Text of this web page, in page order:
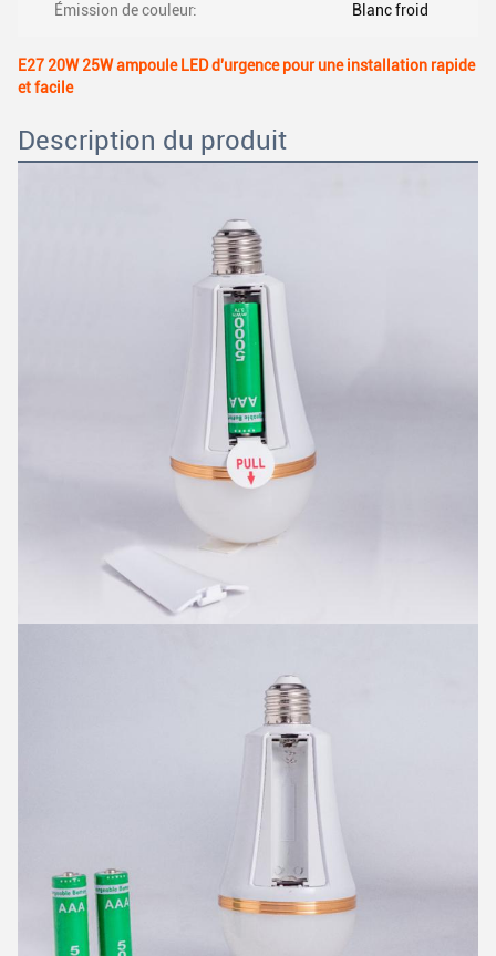
Émission de couleur: Blanc froid
E27 20W 25W ampoule LED d'urgence pour une installation rapide
et facile
Description du produit